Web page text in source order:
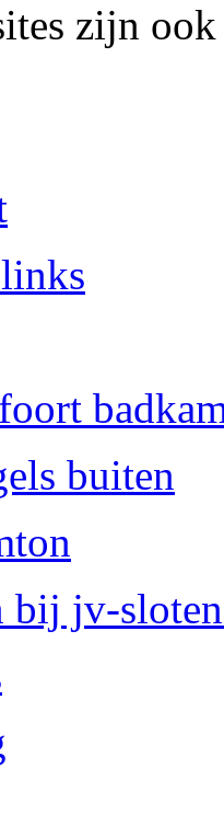
zijn
buiten
bij jv-